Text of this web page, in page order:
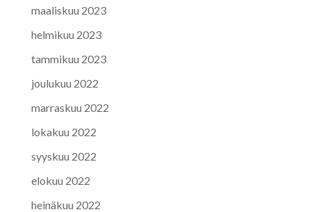
maaliskuu 2023
helmikuu 2023
tammikuu 2023
joulukuu 2022
marraskuu 2022
lokakuu 2022
syyskuu 2022
elokuu 2022
heinäkuu 2022